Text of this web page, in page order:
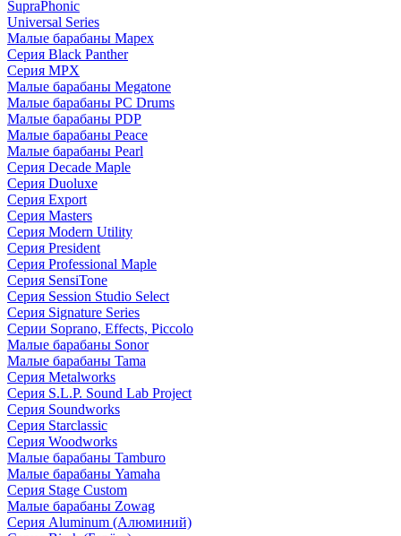
SupraPhonic
Universal Series
Малые барабаны Mapex
Серия Black Panther
Серия MPX
Малые барабаны Megatone
Малые барабаны PC Drums
Малые барабаны PDP
Малые барабаны Peace
Малые барабаны Pearl
Серия Decade Maple
Серия Duoluxe
Серия Export
Серия Masters
Серия Modern Utility
Серия President
Серия Professional Maple
Серия SensiTone
Серия Session Studio Select
Серия Signature Series
Серии Soprano, Effects, Piccolo
Малые барабаны Sonor
Малые барабаны Tama
Серия Metalworks
Серия S.L.P. Sound Lab Project
Серия Soundworks
Серия Starclassic
Серия Woodworks
Малые барабаны Tamburo
Малые барабаны Yamaha
Серия Stage Custom
Малые барабаны Zowag
Серия Aluminum (Алюминий)